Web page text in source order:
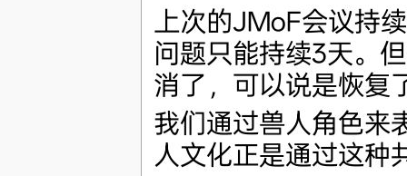
上次的JMoF会议持
问题只能持续3天。
消了，可以说是恢复
我们通过兽人角色来
人文化正是通过这种